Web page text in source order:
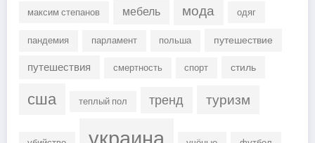
максим степанов мебель мода одяг
пандемия парламент польша путешествие
путешествия смертность спорт стиль
сша теплый пол тренд туризм